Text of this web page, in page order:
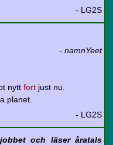
- LG2S
- namnYeet
nytt fort just nu.
planet.
- LG2S
och läser åratals